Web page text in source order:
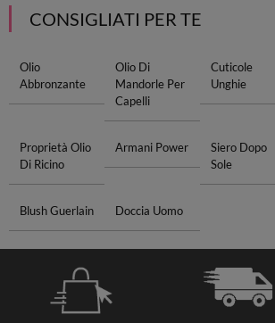
CONSIGLIATI PER TE
Olio
Abbronzante
Olio Di
Mandorle Per
Capelli
Cuticole
Unghie
Proprietà Olio
Di Ricino
Armani Power
Siero Dopo
Sole
Blush Guerlain Doccia Uomo